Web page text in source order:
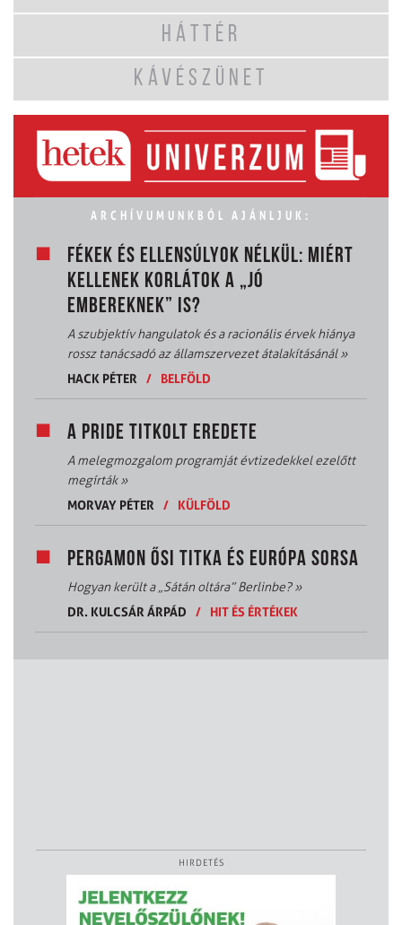
HÁTTÉR
KÁVÉSZÜNET
ARCHÍVUMUNKBÓL AJÁNLJUK:
FÉKEK ÉS ELLENSÚLYOK NÉLKÜL: MIÉRT
KELLENEK KORLÁTOK A „JÓ
EMBEREKNEK” IS?
A szubjektív hangulatok és a racionális érvek hiánya
rossz tanácsadó az államszervezet átalakításánál»
HACK PÉTER
/ BELFÖLD
A PRIDE TITKOLT EREDETE
A melegmozgalom programját évtizedekkel ezelőtt
megírták»
MORVAY PÉTER
/ KÜLFÖLD
PERGAMON ŐSI TITKA ÉS EURÓPA SORSA
Hogyan került a „Sátán oltára” Berlinbe?»
DR. KULCSÁR ÁRPÁD
/ HIT ÉS ÉRTÉKEK
HIRDETÉS